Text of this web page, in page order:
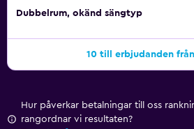
Dubbelrum, okänd sängtyp
10 till erbjudanden
Hur påverkar betalningar till oss
rangordnar vi resultaten?